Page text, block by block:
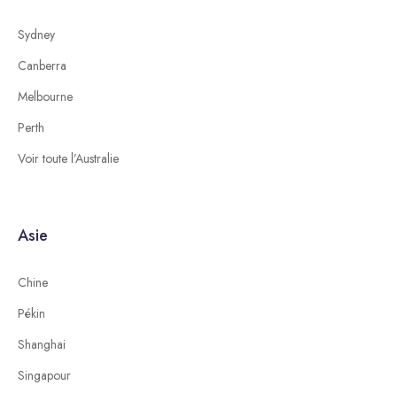
Sydney
Canberra
Melbourne
Perth
Voir toute l’Australie
Asie
Chine
Pékin
Shanghai
Singapour